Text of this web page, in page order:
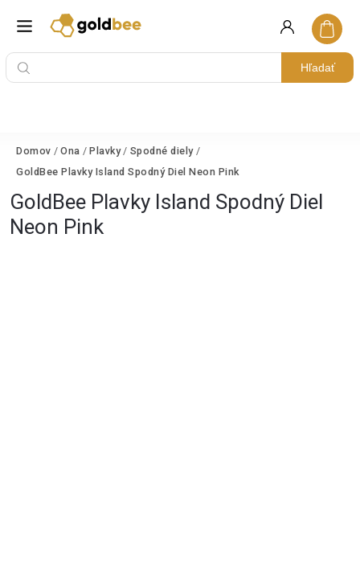
Hľadať
Domov / Ona / Plavky / Spodné diely /
GoldBee Plavky Island Spodný Diel Neon Pink
GoldBee Plavky Island Spodný Diel
Neon Pink